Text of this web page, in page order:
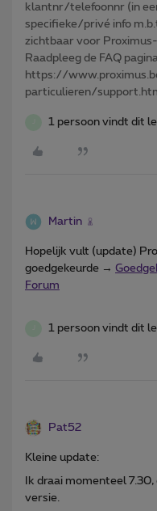
klantnr/telefoonnr (in
specifieke/privé info
zichtbaar voor
Raadpleeg de FAQ
https://
particulieren/
1 persoon vindt dit
Martin
Hopelijk vult (update)
goedgekeurde →
Forum
1 persoon vindt dit
Pat52
Kleine update:
Ik draai momenteel
versie.